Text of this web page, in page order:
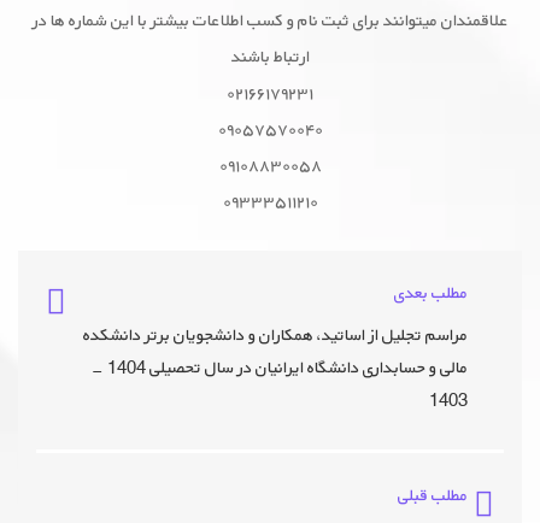
علاقمندان میتوانند برای ثبت نام و کسب اطلاعات بیشتر با این شماره ها در
ارتباط باشند
۰۲۱۶۶۱۷۹۲۳۱
۰۹۰۵۷۵۷۰۰۴۰
۰۹۱۰۸۸۳۰۰۵۸
۰۹۳۳۳۵۱۱۲۱۰
مطلب بعدی
مراسم تجلیل از اساتید، همکاران و دانشجویان برتر دانشکده
مالی و حسابداری دانشگاه ایرانیان در سال تحصیلی 1404 -
1403
مطلب قبلی